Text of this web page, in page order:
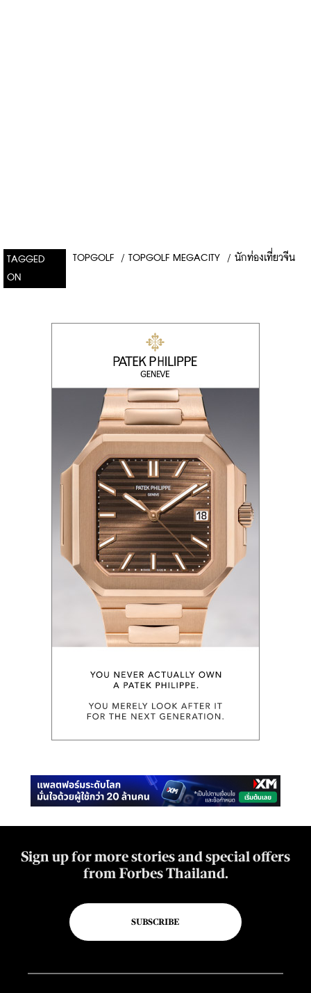
TAGGED
ON
TOPGOLF / TOPGOLF MEGACITY / นักท่องเที่ยวจีน
Sign up for more stories and special offers
from Forbes Thailand.
SUBSCRIBE